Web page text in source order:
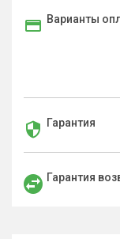
Варианты
Гарантия
Гарантия